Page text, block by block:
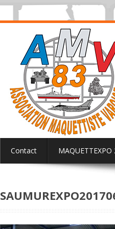
Contact MAQUETTEXPO